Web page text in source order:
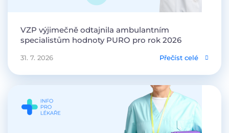
VZP výjimečně odtajnila ambulantním
specialistům hodnoty PURO pro rok 2026
31. 7. 2026 Přečíst celé